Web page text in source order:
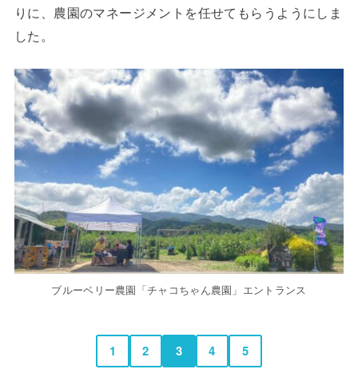
りに、農園のマネージメントを任せてもらうようにしま
した。
ブルーベリー農園「チャコちゃん農園」エントランス
1 2 3 4 5